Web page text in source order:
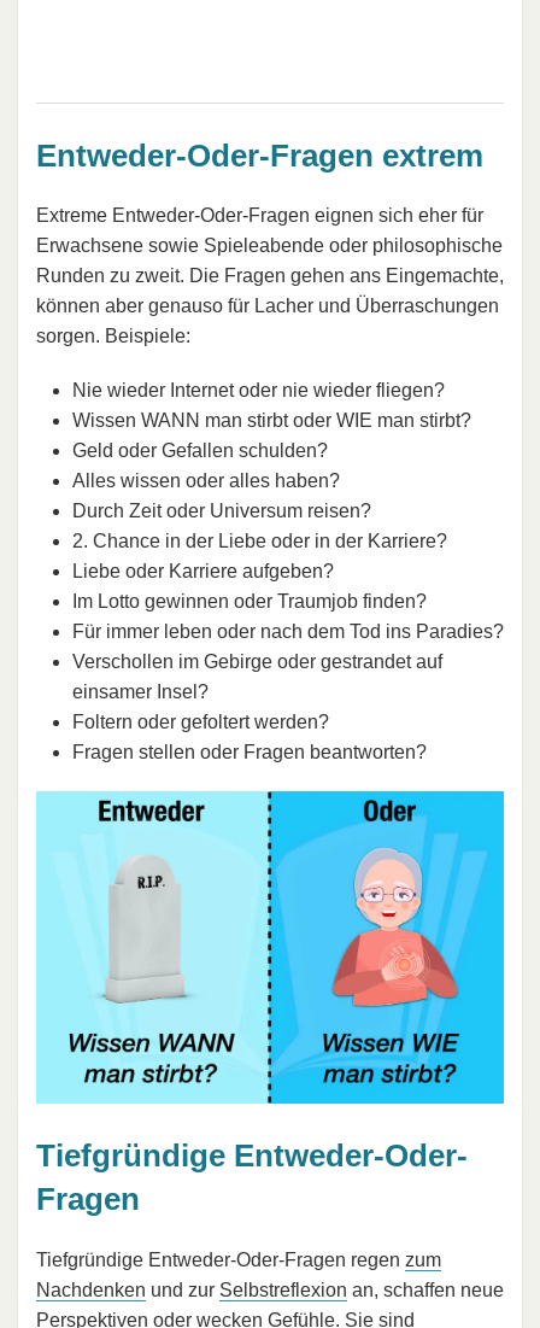
Entweder-Oder-Fragen extrem
Extreme Entweder-Oder-Fragen eignen sich eher für
Erwachsene sowie Spieleabende oder philosophische
Runden zu zweit. Die Fragen gehen ans Eingemachte,
können aber genauso für Lacher und Überraschungen
sorgen. Beispiele:
Nie wieder Internet oder nie wieder fliegen?
Wissen WANN man stirbt oder WIE man stirbt?
Geld oder Gefallen schulden?
Alles wissen oder alles haben?
Durch Zeit oder Universum reisen?
2. Chance in der Liebe oder in der Karriere?
Liebe oder Karriere aufgeben?
Im Lotto gewinnen oder Traumjob finden?
Für immer leben oder nach dem Tod ins Paradies?
Verschollen im Gebirge oder gestrandet auf
einsamer Insel?
Foltern oder gefoltert werden?
Fragen stellen oder Fragen beantworten?
Tiefgründige Entweder-Oder-
Fragen
Tiefgründige Entweder-Oder-Fragen regen zum
Nachdenken und zur Selbstreflexion an, schaffen neue
Perspektiven oder wecken Gefühle. Sie sind